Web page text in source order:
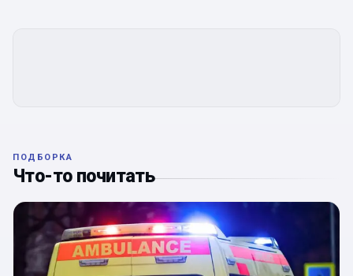
ПОДБОРКА
Что-то почитать